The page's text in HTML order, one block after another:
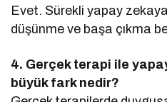
Evet. Sürekli yapay
düşünme ve başa çıkma
4. Gerçek terapi ile
büyük fark nedir?